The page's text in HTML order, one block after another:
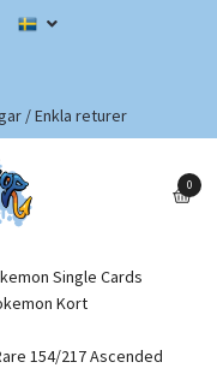
/ Enkla returer
0
Single Cards
Kort
154/217 Ascended